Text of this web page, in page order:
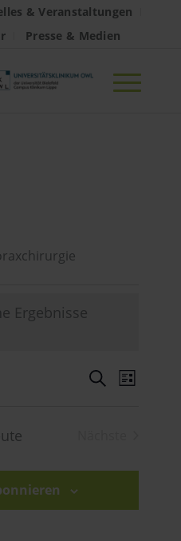
& Veranstaltungen
Presse & Medien
Ergebnisse
SucheListe